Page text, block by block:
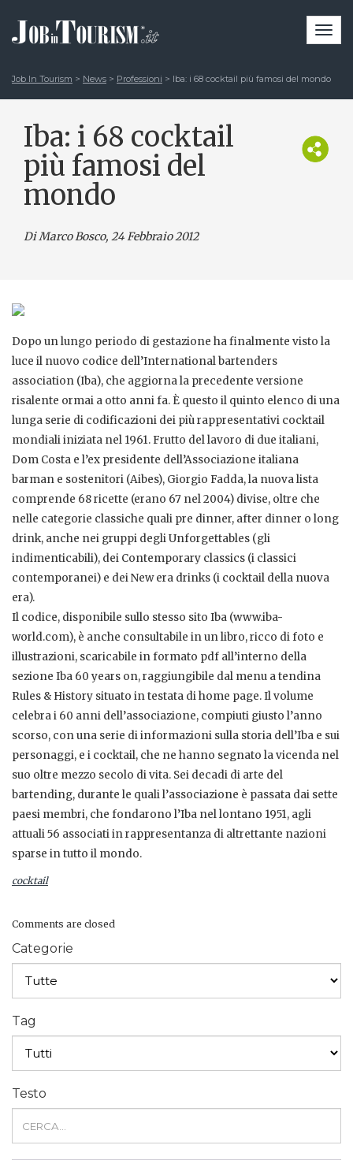
Job In Tourism > News > Professioni > Iba: i 68 cocktail più famosi del mondo
Iba: i 68 cocktail
più famosi del
mondo
Di Marco Bosco, 24 Febbraio 2012
Dopo un lungo periodo di gestazione ha finalmente visto la
luce il nuovo codice dell’International bartenders
association (Iba), che aggiorna la precedente versione
risalente ormai a otto anni fa. È questo il quinto elenco di una
lunga serie di codificazioni dei più rappresentativi cocktail
mondiali iniziata nel 1961. Frutto del lavoro di due italiani,
Dom Costa e l’ex presidente dell’Associazione italiana
barman e sostenitori (Aibes), Giorgio Fadda, la nuova lista
comprende 68 ricette (erano 67 nel 2004) divise, oltre che
nelle categorie classiche quali pre dinner, after dinner o long
drink, anche nei gruppi degli Unforgettables (gli
indimenticabili), dei Contemporary classics (i classici
contemporanei) e dei New era drinks (i cocktail della nuova
era).
Il codice, disponibile sullo stesso sito Iba (www.iba-
world.com), è anche consultabile in un libro, ricco di foto e
illustrazioni, scaricabile in formato pdf all’interno della
sezione Iba 60 years on, raggiungibile dal menu a tendina
Rules & History situato in testata di home page. Il volume
celebra i 60 anni dell’associazione, compiuti giusto l’anno
scorso, con una serie di informazioni sulla storia dell’Iba e sui
personaggi, e i cocktail, che ne hanno segnato la vicenda nel
suo oltre mezzo secolo di vita. Sei decadi di arte del
bartending, durante le quali l’associazione è passata dai sette
paesi membri, che fondarono l’Iba nel lontano 1951, agli
attuali 56 associati in rappresentanza di altrettante nazioni
sparse in tutto il mondo.
cocktail
Comments are closed
Categorie
Tag
Testo